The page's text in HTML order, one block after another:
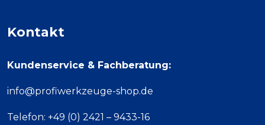
Kontakt
Kundenservice & Fachberatung:
info@profiwerkzeuge-shop.de
Telefon: +49 (0) 2421 – 9433-16